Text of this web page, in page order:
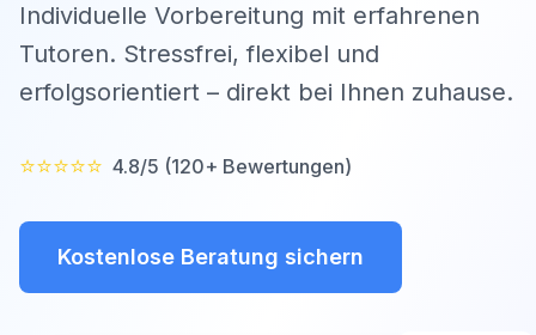
Individuelle Vorbereitung mit erfahrenen
Tutoren. Stressfrei, flexibel und
erfolgsorientiert – direkt bei Ihnen zuhause.
⭐⭐⭐⭐⭐ 4.8/5 (120+ Bewertungen)
Kostenlose Beratung sichern